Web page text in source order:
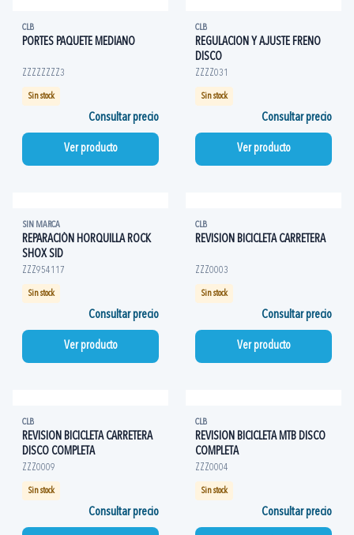
CLB
PORTES PAQUETE MEDIANO
ZZZZZZZZ3
Sin stock
Consultar precio
Ver producto
CLB
REGULACION Y AJUSTE FRENO
DISCO
ZZZZ031
Sin stock
Consultar precio
Ver producto
SIN MARCA
REPARACIÓN HORQUILLA ROCK
SHOX SID
ZZZ954117
Sin stock
Consultar precio
Ver producto
CLB
REVISION BICICLETA CARRETERA
ZZZ0003
Sin stock
Consultar precio
Ver producto
CLB
REVISION BICICLETA CARRETERA
DISCO COMPLETA
ZZZ0009
Sin stock
Consultar precio
CLB
REVISION BICICLETA MTB DISCO
COMPLETA
ZZZ0004
Sin stock
Consultar precio